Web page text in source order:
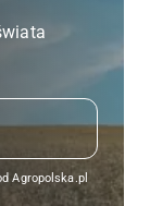
Agropolska.pl